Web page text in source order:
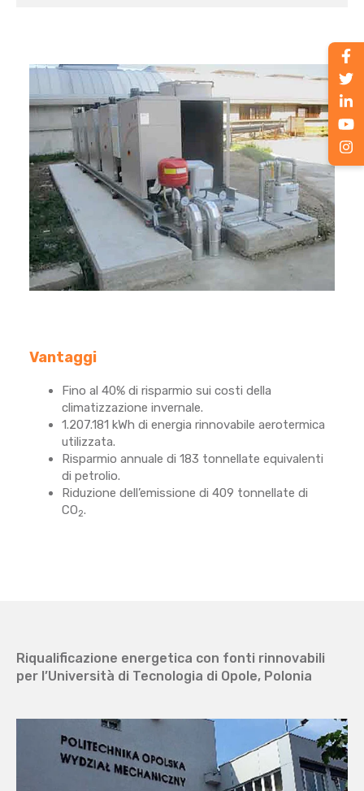
Vantaggi
Fino al 40% di risparmio sui costi della
climatizzazione invernale.
1.207.181 kWh di energia rinnovabile aerotermica
utilizzata.
Risparmio annuale di 183 tonnellate equivalenti
di petrolio.
Riduzione dell’emissione di 409 tonnellate di
CO2.
Riqualificazione energetica con fonti rinnovabili
per l’Università di Tecnologia di Opole, Polonia